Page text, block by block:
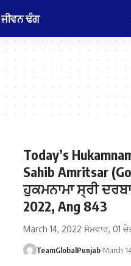
ਜੀਵਨ ਢੰਗ
Today’s
Sahib Amritsar
ਹੁਕਮਨਾਮਾ ਸ੍ਰੀ
2022, Ang 843
March 14, 2022 ਸੋਮਵਾਰ, 01
TeamGlobalPunjab March